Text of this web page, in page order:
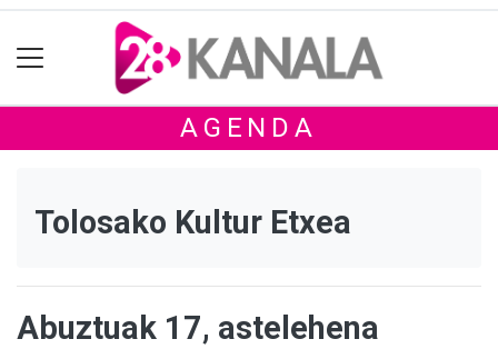
AGENDA
Tolosako Kultur Etxea
Abuztuak 17, astelehena